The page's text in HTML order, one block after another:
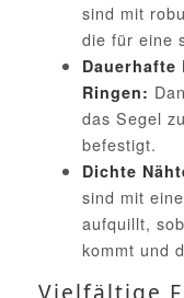
sind mit
die für eine
Ringen:
das Segel
befestigt.
Dichte
sind mit
aufquillt,
kommt und